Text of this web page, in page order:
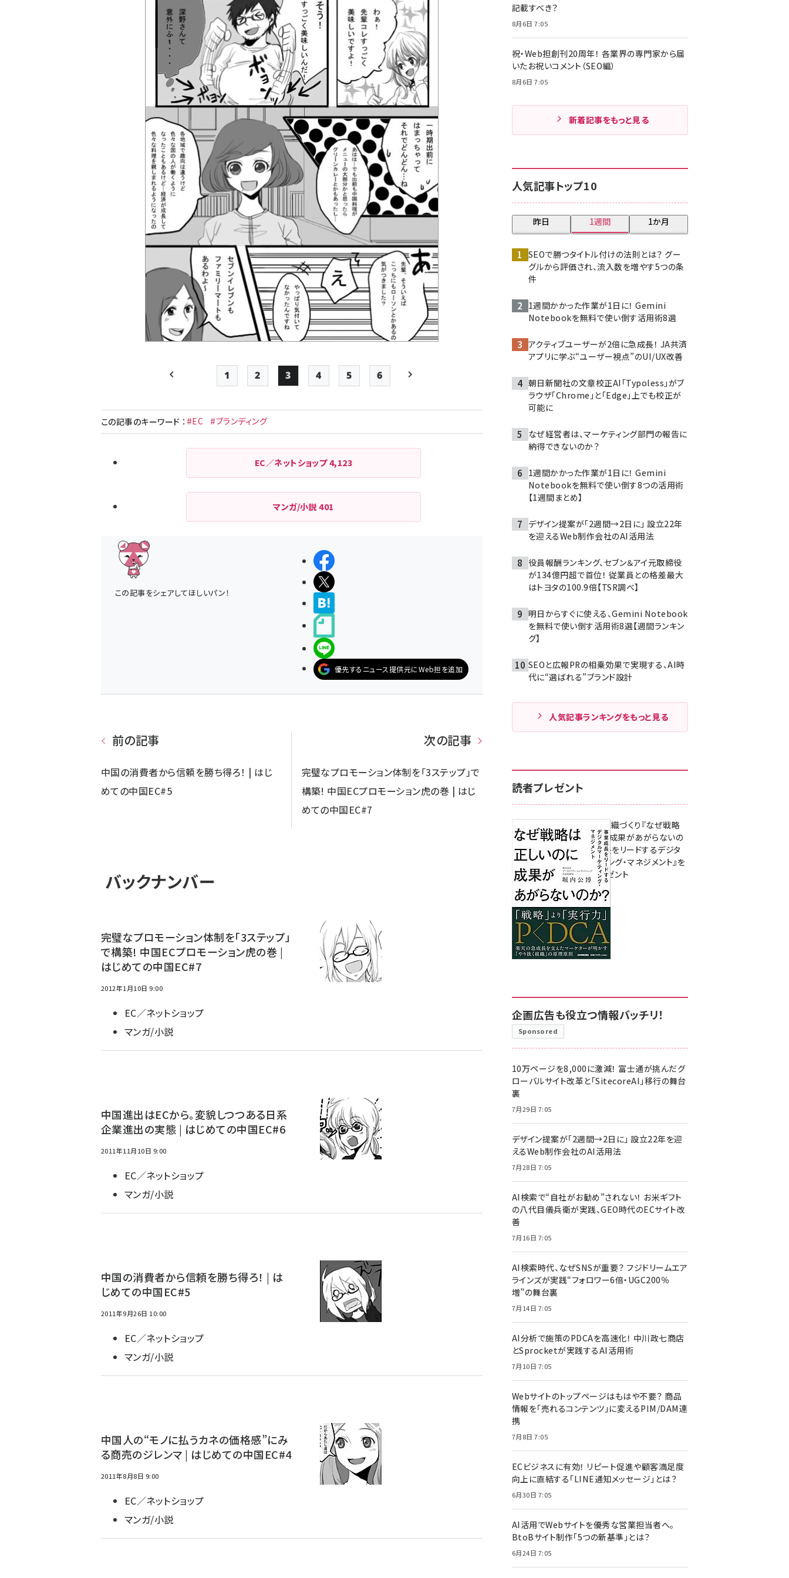
ペー
送
り
Page
1
Page
2
Page
3
Page
4
Page
5
最終ページ
6
この記事のキーワード ： #EC #ブランディング
EC／ネットショップ4,123
マンガ/小説401
この記事をシェアしてほしいパン！
シェアする
ポストする
LINEで送る
優先するニュース提供元にWeb担を追加
前の記事
中国の消費者から信頼を勝ち得ろ！ | はじ
めての中国EC#5
次の記事
完璧なプロモーション体制を「3ステップ」で
構築! 中国ECプロモーション虎の巻 | はじ
めての中国EC#7
バックナンバー
完璧なプロモーション体制を「3ステップ」
で構築! 中国ECプロモーション虎の巻 |
はじめての中国EC#7
2012年1月10日 9:00
EC／ネットショップ
マンガ/小説
中国進出はECから。変貌しつつある日系
企業進出の実態 | はじめての中国EC#6
2011年11月10日 9:00
EC／ネットショップ
マンガ/小説
中国の消費者から信頼を勝ち得ろ！ | は
じめての中国EC#5
2011年9月26日 10:00
EC／ネットショップ
マンガ/小説
中国人の“モノに払うカネの価格感”にみ
る商売のジレンマ | はじめての中国EC#4
2011年8月8日 9:00
EC／ネットショップ
マンガ/小説
記載すべき？
8月6日 7:05
祝・Web担創刊20周年！ 各業界の専門家から届
いたお祝いコメント（SEO編）
8月6日 7:05
新着記事をもっと見る
人気記事トップ10
昨日 1週間 1か月
SEOで勝つタイトル付けの法則とは？ グー
グルから評価され、流入数を増やす5つの条
件
1週間かかった作業が1日に！ Gemini
Notebookを無料で使い倒す活用術8選
アクティブユーザーが2倍に急成長！ JA共済
アプリに学ぶ“ユーザー視点”のUI/UX改善
朝日新聞社の文章校正AI「Typoless」がブ
ラウザ「Chrome」と「Edge」上でも校正が
可能に
なぜ経営者は、マーケティング部門の報告に
納得できないのか？
1週間かかった作業が1日に！ Gemini
Notebookを無料で使い倒す8つの活用術
【1週間まとめ】
デザイン提案が「2週間→2日に」 設立22年
を迎えるWeb制作会社のAI活用法
役員報酬ランキング、セブン＆アイ元取締役
が134億円超で首位！ 従業員との格差最大
はトヨタの100.9倍【TSR調べ】
明日からすぐに使える、Gemini Notebook
を無料で使い倒す活用術8選【週間ランキン
グ】
SEOと広報PRの相乗効果で実現する、AI時
代に“選ばれる”ブランド設計
人気記事ランキングをもっと見る
読者プレゼント
成果を生む組織づくり『なぜ戦略
は正しいのに成果があがらないの
か？ 事業成長をリードするデジタ
ルマーケティング・マネジメント』を
3名様にプレゼント
8月7日 10:00
企画広告も役立つ情報バッチリ！
Sponsored
10万ページを8,000に激減！ 富士通が挑んだグ
ローバルサイト改革と「SitecoreAI」移行の舞台
裏
7月29日 7:05
デザイン提案が「2週間→2日に」 設立22年を迎
えるWeb制作会社のAI活用法
7月28日 7:05
AI検索で“自社がお勧め”されない！ お米ギフト
の八代目儀兵衛が実践、GEO時代のECサイト改
善
7月16日 7:05
AI検索時代、なぜSNSが重要？ フジドリームエア
ラインズが実践“フォロワー6倍・UGC200％
増”の舞台裏
7月14日 7:05
AI分析で施策のPDCAを高速化！ 中川政七商店
とSprocketが実践するAI活用術
7月10日 7:05
Webサイトのトップページはもはや不要？ 商品
情報を「売れるコンテンツ」に変えるPIM/DAM連
携
7月8日 7:05
ECビジネスに有効！ リピート促進や顧客満足度
向上に直結する「LINE通知メッセージ」とは？
6月30日 7:05
AI活用でWebサイトを優秀な営業担当者へ。
BtoBサイト制作「5つの新基準」とは？
6月24日 7:05